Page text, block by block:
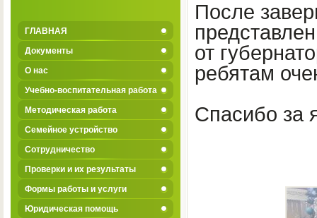
ГЛАВНАЯ
Документы
О нас
Учебно-воспитательная работа
Методическая работа
Семейное устройство
Сотрудничество
Проверки и их результаты
Формы работы и услуги
Юридическая помощь
После
от
ребятам
Спасибо за